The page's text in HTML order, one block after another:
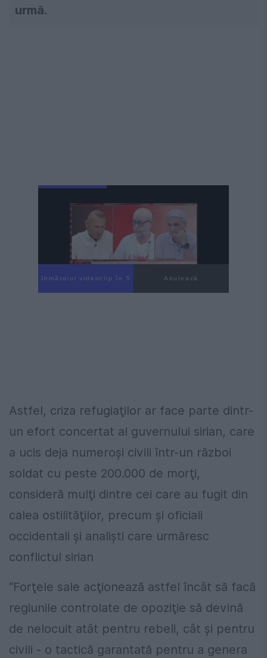
urmă.
Următorul videoclip în 4 Anulează
Astfel, criza refugiaţilor ar face parte dintr-
un efort concertat al guvernului sirian, care
a ucis deja numeroşi civili într-un război
soldat cu peste 200.000 de morţi,
consideră mulţi dintre cei care au fugit din
calea ostilităţilor, precum şi oficiali
occidentali şi analişti care urmăresc
conflictul sirian
“Forţele sale acţionează astfel încât să facă
regiunile controlate de opoziţie să devină
de nelocuit atât pentru rebeli, cât şi pentru
civili - o tactică garantată pentru a genera